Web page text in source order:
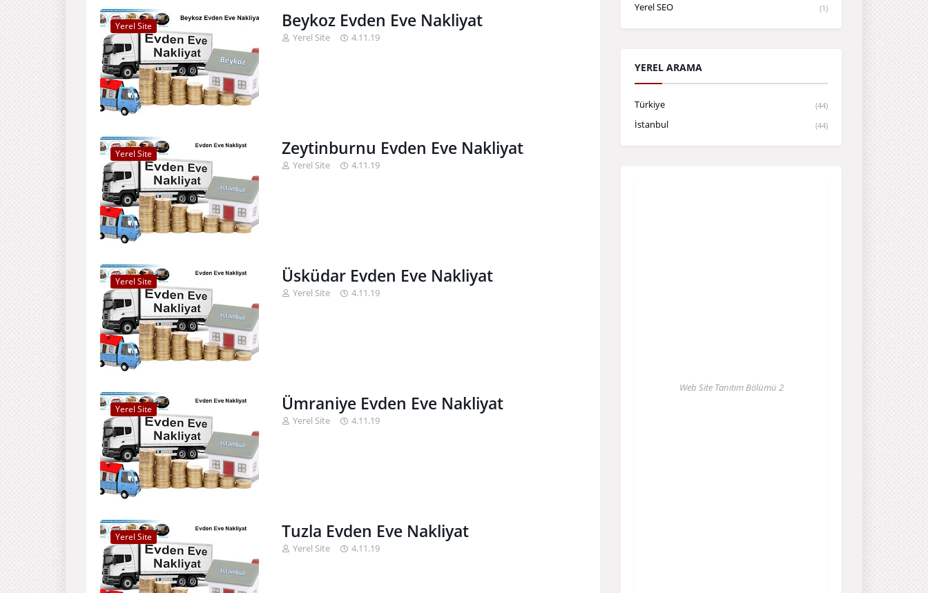
Yerel Site Beykoz Evden Eve Nakliyat
Yerel Site 4.11.19
Yerel Site Zeytinburnu Evden Eve Nakliyat
Yerel Site 4.11.19
Yerel Site Üsküdar Evden Eve Nakliyat
Yerel Site 4.11.19
Yerel Site Ümraniye Evden Eve Nakliyat
Yerel Site 4.11.19
Yerel Site Tuzla Evden Eve Nakliyat
Yerel Site 4.11.19
Yerel SEO (1)
YEREL ARAMA
Türkiye (44)
İstanbul (44)
Web Site Tanıtım Bölümü 2